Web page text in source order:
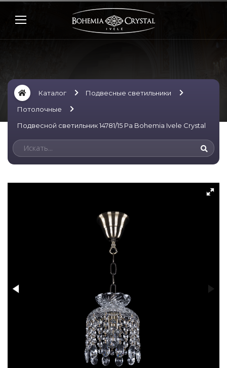
Каталог
Подвесные светильники
Потолочные
Подвесной светильник 14781/15 Pa Bohemia Ivele Crystal